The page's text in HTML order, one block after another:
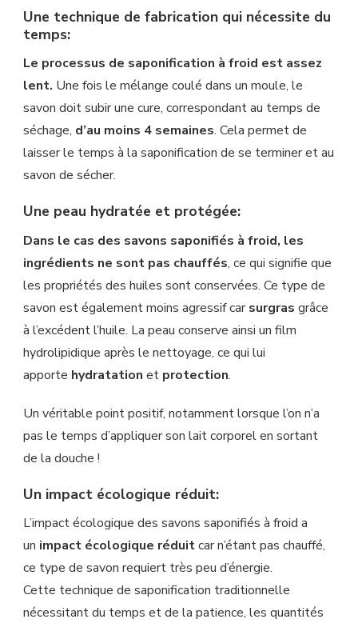
Une technique de fabrication qui nécessite du
temps:
Le processus de saponification à froid est assez
lent. Une fois le mélange coulé dans un moule, le
savon doit subir une cure, correspondant au temps de
séchage, d’au moins 4 semaines. Cela permet de
laisser le temps à la saponification de se terminer et au
savon de sécher.
Une peau hydratée et protégée:
Dans le cas des savons saponifiés à froid, les
ingrédients ne sont pas chauffés, ce qui signifie que
les propriétés des huiles sont conservées. Ce type de
savon est également moins agressif carsurgras grâce
à l’excédent l’huile. La peau conserve ainsi un film
hydrolipidique après le nettoyage, ce qui lui
apporte hydratation et protection.
Un véritable point positif, notamment lorsque l’on n’a
pas le temps d’appliquer son lait corporel en sortant
de la douche !
Un impact écologique réduit:
L’impact écologique des savons saponifiés à froid a
un impact écologique réduitcar n’étant pas chauffé,
ce type de savon requiert très peu d’énergie.
Cette technique de saponification traditionnelle
nécessitant du temps et de la patience, les quantités